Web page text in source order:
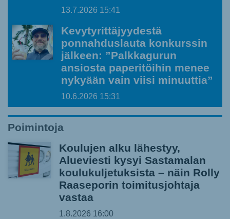
13.7.2026 15:41
Kevytyrittäjyydestä
ponnahduslauta konkurssin
jälkeen: ”Palkkagurun
ansiosta paperitöihin menee
nykyään vain viisi minuuttia”
10.6.2026 15:31
Poimintoja
Koulujen alku lähestyy,
Alueviesti kysyi Sastamalan
koulukuljetuksista – näin Rolly
Raaseporin toimitusjohtaja
vastaa
1.8.2026 16:00